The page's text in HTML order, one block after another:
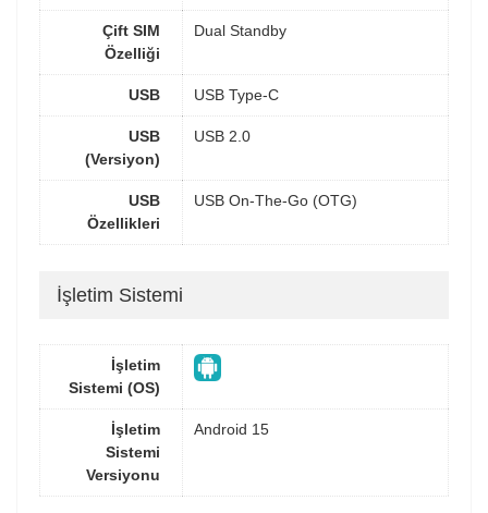
Çift SIM
Özelliği
Dual Standby
USB USB Type-C
USB
(Versiyon)
USB 2.0
USB
Özellikleri
USB On-The-Go (OTG)
İşletim Sistemi
İşletim
Sistemi (OS)
İşletim
Sistemi
Versiyonu
Android 15